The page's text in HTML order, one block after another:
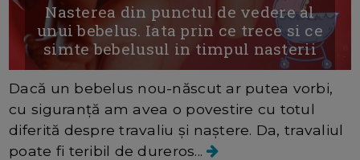
Nasterea din punctul de vedere al
unui bebelus. Iata prin ce trece si ce
simte bebelusul in timpul nasterii
Dacă un bebelus nou-născut ar putea vorbi,
cu siguranță am avea o povestire cu totul
diferită despre travaliu și naștere. Da, travaliul
poate fi teribil de dureros...